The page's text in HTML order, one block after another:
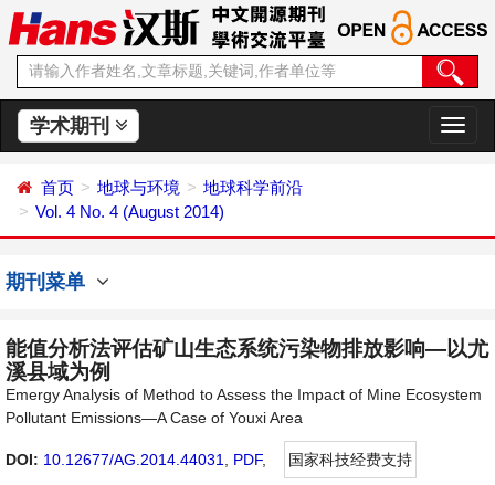
学术期刊
切
换
首页 地球与环境
地球科学前沿
Vol. 4 No. 4 (August 2014)
期刊菜单
能值分析法评估矿山生态系统污染物排放影响—以尤
溪县域为例
Emergy Analysis of Method to Assess the Impact of Mine Ecosystem
Pollutant Emissions—A Case of Youxi Area
DOI: 10.12677/AG.2014.44031 PDF,
国家科技经费支持